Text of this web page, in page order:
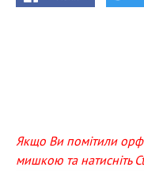
Якщо Ви помітили
мишкою та натисніть